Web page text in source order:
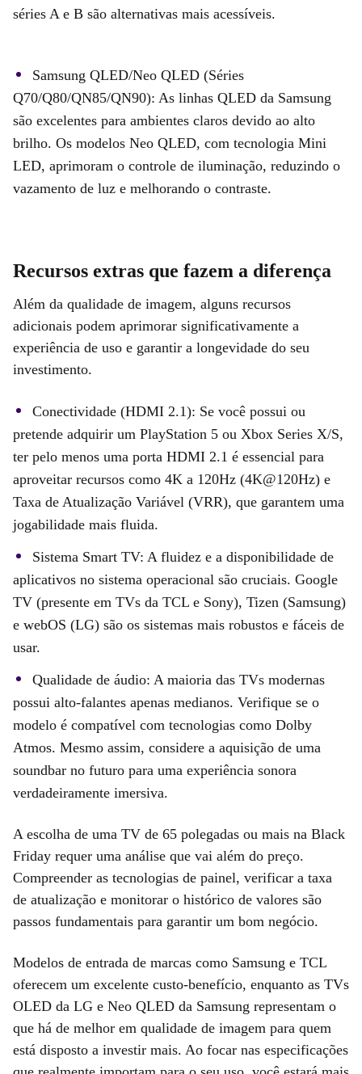
séries A e B são alternativas mais acessíveis.
Samsung QLED/Neo QLED (Séries
Q70/Q80/QN85/QN90): As linhas QLED da Samsung
são excelentes para ambientes claros devido ao alto
brilho. Os modelos Neo QLED, com tecnologia Mini
LED, aprimoram o controle de iluminação, reduzindo o
vazamento de luz e melhorando o contraste.
Recursos extras que fazem a diferença
Além da qualidade de imagem, alguns recursos
adicionais podem aprimorar significativamente a
experiência de uso e garantir a longevidade do seu
investimento.
Conectividade (HDMI 2.1): Se você possui ou
pretende adquirir um PlayStation 5 ou Xbox Series X/S,
ter pelo menos uma porta HDMI 2.1 é essencial para
aproveitar recursos como 4K a 120Hz (4K@120Hz) e
Taxa de Atualização Variável (VRR), que garantem uma
jogabilidade mais fluida.
Sistema Smart TV: A fluidez e a disponibilidade de
aplicativos no sistema operacional são cruciais. Google
TV (presente em TVs da TCL e Sony), Tizen (Samsung)
e webOS (LG) são os sistemas mais robustos e fáceis de
usar.
Qualidade de áudio: A maioria das TVs modernas
possui alto-falantes apenas medianos. Verifique se o
modelo é compatível com tecnologias como Dolby
Atmos. Mesmo assim, considere a aquisição de uma
soundbar no futuro para uma experiência sonora
verdadeiramente imersiva.
A escolha de uma TV de 65 polegadas ou mais na Black
Friday requer uma análise que vai além do preço.
Compreender as tecnologias de painel, verificar a taxa
de atualização e monitorar o histórico de valores são
passos fundamentais para garantir um bom negócio.
Modelos de entrada de marcas como Samsung e TCL
oferecem um excelente custo-benefício, enquanto as TVs
OLED da LG e Neo QLED da Samsung representam o
que há de melhor em qualidade de imagem para quem
está disposto a investir mais. Ao focar nas especificações